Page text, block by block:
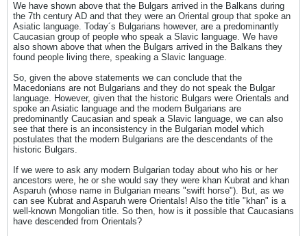
We have shown above that the Bulgars arrived in the Balkans during
the 7th century AD and that they were an Oriental group that spoke an
Asiatic language. Today´s Bulgarians however, are a predominantly
Caucasian group of people who speak a Slavic language. We have
also shown above that when the Bulgars arrived in the Balkans they
found people living there, speaking a Slavic language.
So, given the above statements we can conclude that the
Macedonians are not Bulgarians and they do not speak the Bulgar
language. However, given that the historic Bulgars were Orientals and
spoke an Asiatic language and the modern Bulgarians are
predominantly Caucasian and speak a Slavic language, we can also
see that there is an inconsistency in the Bulgarian model which
postulates that the modern Bulgarians are the descendants of the
historic Bulgars.
If we were to ask any modern Bulgarian today about who his or her
ancestors were, he or she would say they were khan Kubrat and khan
Asparuh (whose name in Bulgarian means "swift horse"). But, as we
can see Kubrat and Asparuh were Orientals! Also the title "khan" is a
well-known Mongolian title. So then, how is it possible that Caucasians
have descended from Orientals?